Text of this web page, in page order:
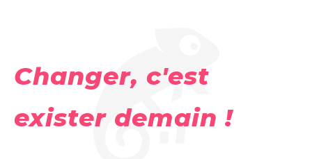
Changer, c'est
exister demain !